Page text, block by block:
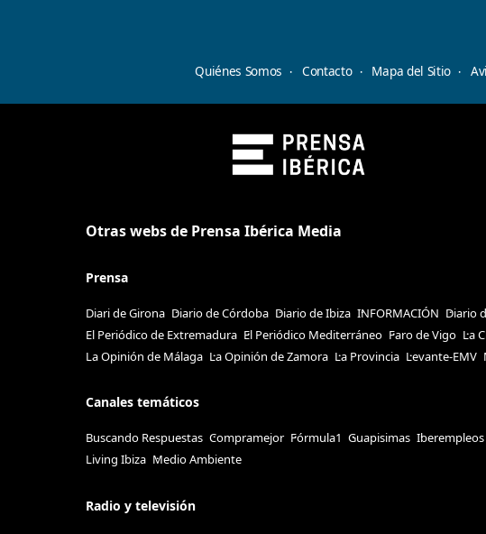
Quiénes Somos Contacto Mapa del Sitio
Otras webs de Prensa Ibérica Media
Prensa
Diari de Girona Diario de Córdoba Diario de Ibiza INFORMACIÓN Diario
El Periódico de Extremadura El Periódico Mediterráneo Faro de Vigo La
La Opinión de Málaga La Opinión de Zamora La Provincia Levante-EMV
Canales temáticos
Buscando Respuestas Compramejor Fórmula1 Guapisimas Iberempleos
Living Ibiza Medio Ambiente
Radio y televisión